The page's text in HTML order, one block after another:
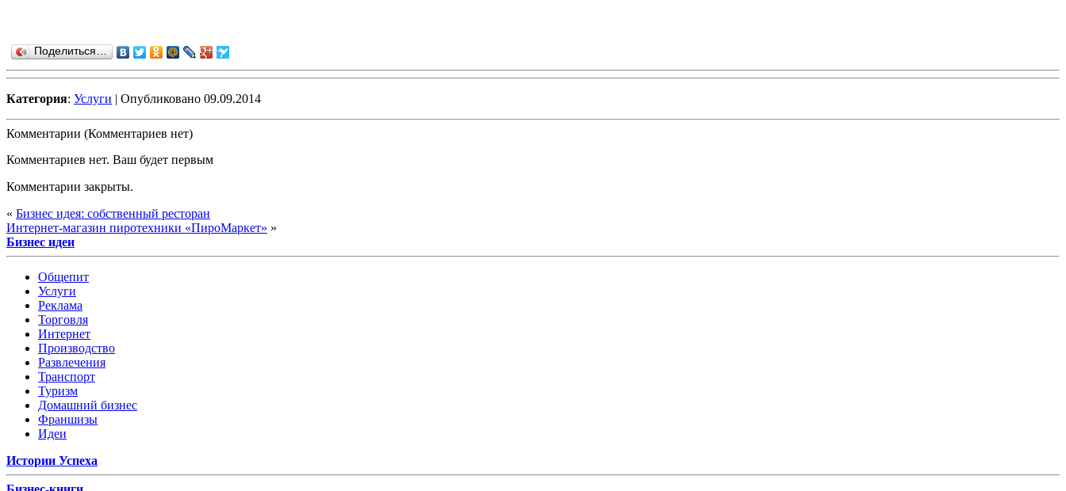
Поделиться…
Категория: Услуги | Опубликовано 09.09.2014
Комментарии (Комментариев нет)
Комментариев нет. Ваш будет первым
Комментарии закрыты.
« Бизнес идея: собственный ресторан
Интернет-магазин пиротехники «ПироМаркет» »
Бизнес идеи
Общепит
Услуги
Реклама
Торговля
Интернет
Производство
Развлечения
Транспорт
Туризм
Домашний бизнес
Франшизы
Идеи
Истории Успеха